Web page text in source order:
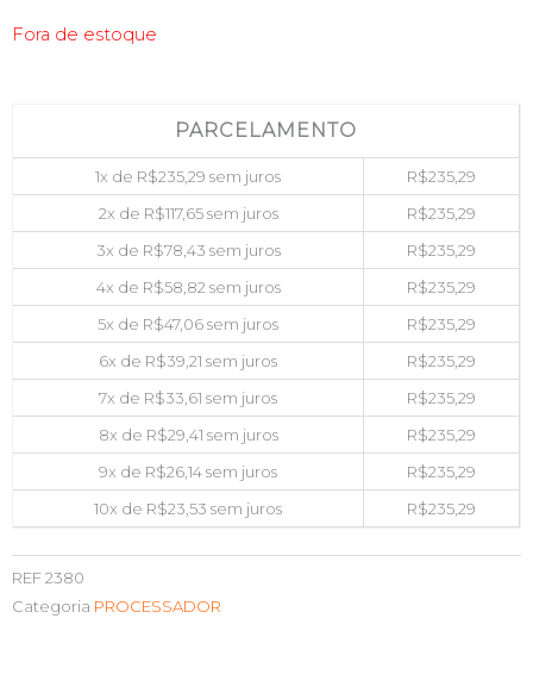
Fora de estoque
PARCELAMENTO
1x de R$235,29 sem juros R$235,29
2x de R$117,65sem juros R$235,29
3x de R$78,43 sem juros R$235,29
4x de R$58,82 sem juros R$235,29
5x de R$47,06sem juros R$235,29
6x de R$39,21 sem juros R$235,29
7x de R$33,61 sem juros R$235,29
8x de R$29,41 sem juros R$235,29
9x de R$26,14sem juros R$235,29
10x de R$23,53 sem juros R$235,29
REF2380
Categoria PROCESSADOR